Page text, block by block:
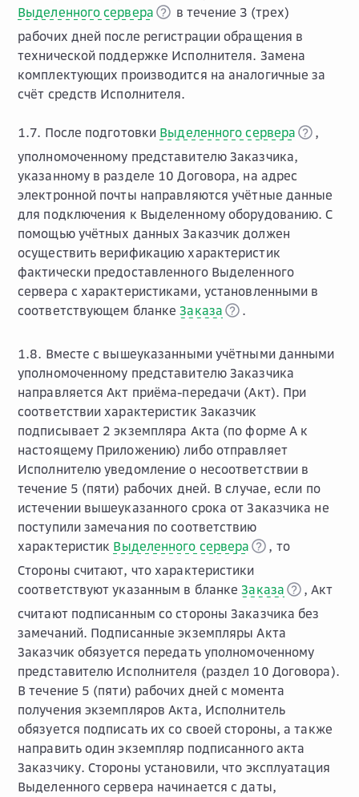
Выделенного сервера
в течение 3 (трех)
рабочих дней после регистрации обращения в
технической поддержке Исполнителя. Замена
комплектующих производится на аналогичные за
счёт средств Исполнителя.
1.7. После подготовки Выделенного сервера
,
уполномоченному представителю Заказчика,
указанному в разделе 10 Договора, на адрес
электронной почты направляются учётные данные
для подключения к Выделенному оборудованию. С
помощью учётных данных Заказчик должен
осуществить верификацию характеристик
фактически предоставленного Выделенного
сервера с характеристиками, установленными в
соответствующем бланкеЗаказа .
1.8. Вместе с вышеуказанными учётными данными
уполномоченному представителю Заказчика
направляется Акт приёма-передачи (Акт). При
соответствии характеристик Заказчик
подписывает 2 экземпляра Акта (по форме А к
настоящему Приложению) либо отправляет
Исполнителю уведомление о несоответствии в
течение 5 (пяти) рабочих дней. В случае, если по
истечении вышеуказанного срока от Заказчика не
поступили замечания по соответствию
характеристик Выделенного сервера
, то
Стороны считают, что характеристики
соответствуют указанным в бланкеЗаказа
, Акт
считают подписанным со стороны Заказчика без
замечаний. Подписанные экземпляры Акта
Заказчик обязуется передать уполномоченному
представителю Исполнителя (раздел 10 Договора).
В течение 5 (пяти) рабочих дней с момента
получения экземпляров Акта, Исполнитель
обязуется подписать их со своей стороны, а также
направить один экземпляр подписанного акта
Заказчику. Стороны установили, что эксплуатация
Выделенного сервера начинается с даты,